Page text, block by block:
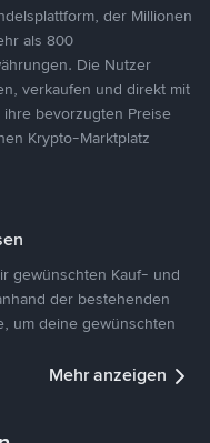
der Millionen
als 800
Die Nutzer
verkaufen und direkt mit
bevorzugten Preise
Krypto-Marktplatz
gewünschten Kauf- und
der bestehenden
um deine gewünschten
Mehr anzeigen